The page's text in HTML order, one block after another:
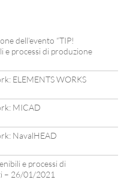
dell’evento “TIP!
e processi di produzione
ELEMENTS WORKS
MICAD
NavalHEAD
e processi di
– 26/01/2021